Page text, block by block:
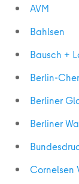
AVM
Bahlsen
Bausch +
Berlin-
Berliner
Berliner
Cornelsen